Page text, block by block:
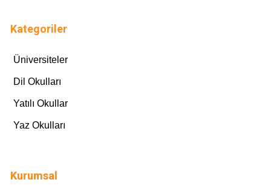
Kategoriler
Üniversiteler
Dil Okulları
Yatılı Okullar
Yaz Okulları
Kurumsal